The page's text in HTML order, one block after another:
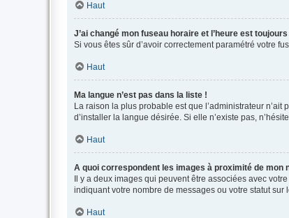
Haut
J’ai changé mon fuseau horaire et l’heure est
Si vous êtes sûr d’avoir correctement paramétré votre
Haut
Ma langue n’est pas dans la liste !
La raison la plus probable est que l’administrateur
d’installer la langue désirée. Si elle n’existe pas,
Haut
A quoi correspondent les images à proximité de mon
Il y a deux images qui peuvent être associées avec
indiquant votre nombre de messages ou votre statut
Haut